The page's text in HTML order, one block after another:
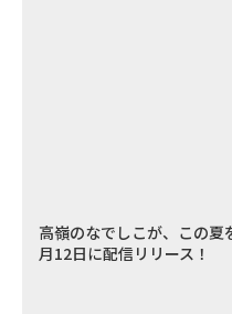
高嶺のなでしこが、この
月12日に配信リリース！